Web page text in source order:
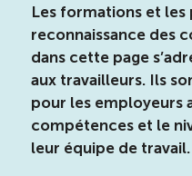
Programme de
Métiers et carrières en
Norme entretien
Les formations et
reconnaissance des
dans cette page
aux travailleurs. Ils
pour les employeurs
compétences et le
leur équipe de travail.